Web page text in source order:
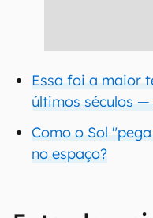
Essa foi a maior
últimos séculos
Como o Sol
no espaço?